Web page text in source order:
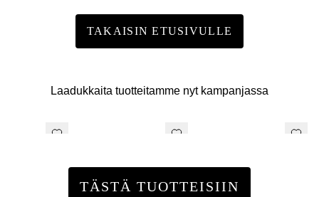
TAKAISIN ETUSIVULLE
Laadukkaita tuotteitamme nyt kampanjassa
TÄSTÄ TUOTTEISIIN